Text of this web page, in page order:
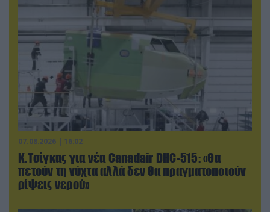
07.08.2026 | 16:02
Κ.Τσίγκας για νέα Canadair DHC-515: «Θα
πετούν τη νύχτα αλλά δεν θα πραγματοποιούν
ρίψεις νερού»